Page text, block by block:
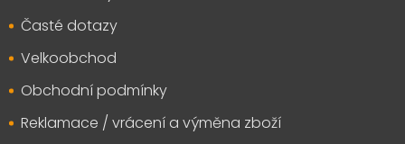
Časté dotazy
Velkoobchod
Obchodní podmínky
Reklamace / vrácení a výměna zboží